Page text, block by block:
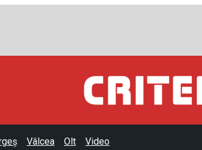
Vâlcea Olt Video